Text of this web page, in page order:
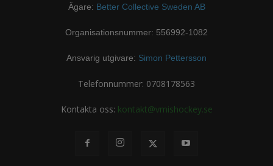
Ägare: Better Collective Sweden AB
Organisationsnummer: 556992-1082
Ansvarig utgivare: Simon Pettersson
Telefonnummer: 0708178563
Kontakta oss: kontakt@vmishockey.se